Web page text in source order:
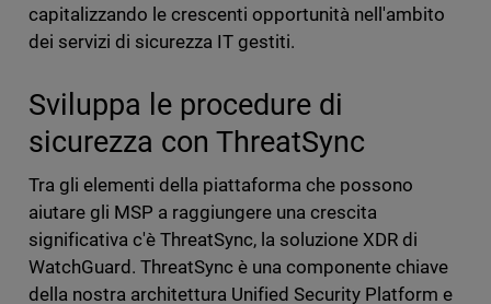
capitalizzando le crescenti opportunità nell'ambito
dei servizi di sicurezza IT gestiti.
Sviluppa le procedure di
sicurezza con ThreatSync
Tra gli elementi della piattaforma che possono
aiutare gli MSP a raggiungere una crescita
significativa c'è ThreatSync, la soluzione XDR di
WatchGuard. ThreatSync è una componente chiave
della nostra architettura Unified Security Platform e